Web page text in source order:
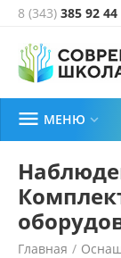
8 (343) 385 92 44
 МЕНЮ 
Главная /